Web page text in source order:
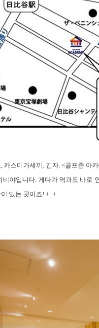
, 카스미가세끼, 긴자. <골프존 아
비야입니다. 게다가 역과도 바로
있는 곳이죠! +_+